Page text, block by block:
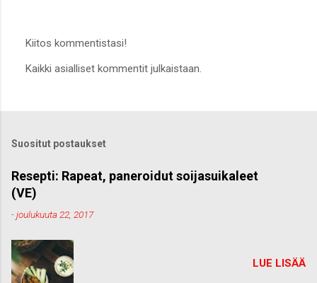
ä
o
m
e
n
t
Kiitos kommentistasi!
Kaikki asialliset kommentit julkaistaan.
Suositut postaukset
Resepti: Rapeat, paneroidut soijasuikaleet
(VE)
-joulukuuta 22, 2017
LUE LISÄÄ